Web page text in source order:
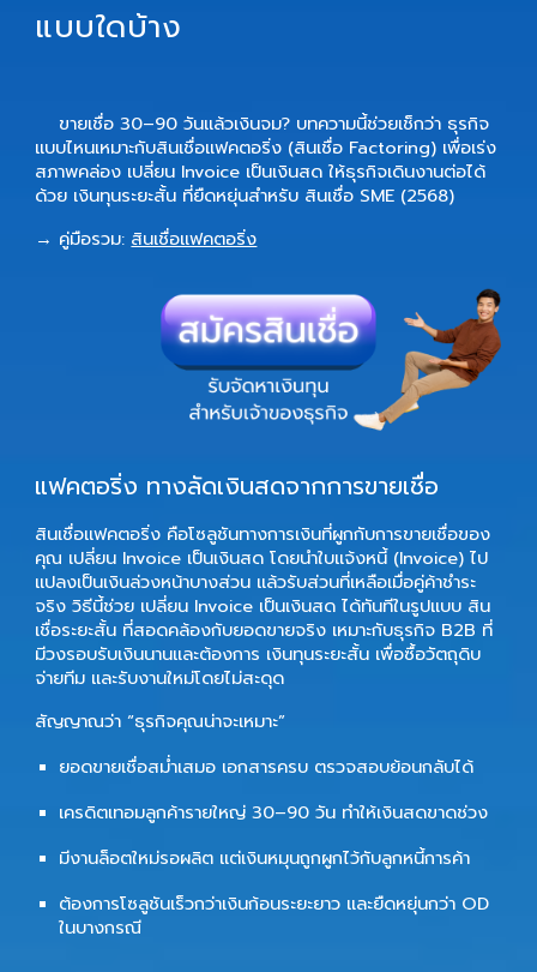
แบบใดบ้าง
ขายเชื่อ 30–90 วันแล้วเงินจม? บทความนี้ช่วยเช็กว่า ธุรกิจ
แบบไหนเหมาะกับสินเชื่อแฟคตอริ่ง (สินเชื่อ Factoring) เพื่อเร่ง
สภาพคล่อง เปลี่ยน Invoice เป็นเงินสด ให้ธุรกิจเดินงานต่อได้
ด้วย เงินทุนระยะสั้น ที่ยืดหยุ่นสำหรับ สินเชื่อ SME (2568)
→ คู่มือรวม: สินเชื่อแฟคตอริ่ง
แฟคตอริ่ง ทางลัดเงินสดจากการขายเชื่อ
สินเชื่อแฟคตอริ่ง คือโซลูชันทางการเงินที่ผูกกับการขายเชื่อของ
คุณ เปลี่ยน Invoice เป็นเงินสด โดยนำใบแจ้งหนี้ (Invoice) ไป
แปลงเป็นเงินล่วงหน้าบางส่วน แล้วรับส่วนที่เหลือเมื่อคู่ค้าชำระ
จริง วิธีนี้ช่วย เปลี่ยน Invoice เป็นเงินสด ได้ทันทีในรูปแบบ สิน
เชื่อระยะสั้น ที่สอดคล้องกับยอดขายจริง เหมาะกับธุรกิจ B2B ที่
มีวงรอบรับเงินนานและต้องการ เงินทุนระยะสั้น เพื่อซื้อวัตถุดิบ
จ่ายทีม และรับงานใหม่โดยไม่สะดุด
สัญญาณว่า “ธุรกิจคุณน่าจะเหมาะ”
ยอดขายเชื่อสม่ำเสมอ เอกสารครบ ตรวจสอบย้อนกลับได้
เครดิตเทอมลูกค้ารายใหญ่ 30–90 วัน ทำให้เงินสดขาดช่วง
มีงานล็อตใหม่รอผลิต แต่เงินหมุนถูกผูกไว้กับลูกหนี้การค้า
ต้องการโซลูชันเร็วกว่าเงินก้อนระยะยาว และยืดหยุ่นกว่า OD
ในบางกรณี